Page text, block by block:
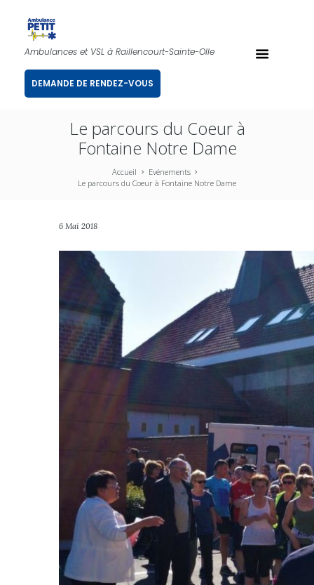
Ambulances et VSL à Raillencourt-Sainte-Olle
DEMANDE DE RENDEZ-VOUS
Le parcours du Coeur à
Fontaine Notre Dame
Accueil
Evénements
Le parcours du Coeur à Fontaine Notre Dame
6 Mai 2018